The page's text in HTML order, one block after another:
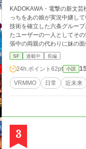
KADOKAWA・電撃の新文
っちをあの娘が実況中継しています〜 VRMMOひとりぼっちの無人島生活（実況あり） 『Iris
技術を確立した六条グループが、巨額の資
たユーザーの一人としてそ
張中の両親の代わりに妹の
したのだった。 順調に無人島スタートしたショウだが、不用意に配信していたのをミオンというリスナーに見つかってしまう。
実はそのミオンはクラスメ
無人島ライブを始めること
が、その行動はライブを通してゲーム世界
気遣い性からソロ希望。
かを地で行くタイプ。 柏
SF 連載中 長編
24h.ポイント 62pt 小説
VRMMO 日常 近未来
3